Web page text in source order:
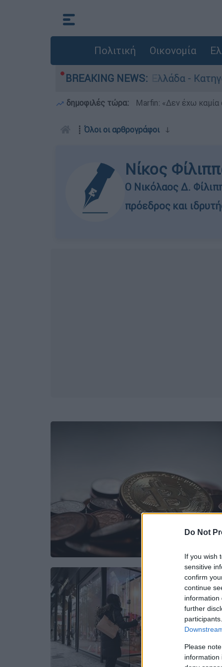
Do Not
If you wish
sensitive
confirm
continue
information
further
Please
information
Πολιτική Οικονομία
BREAKING NEWS:
στην Ελλάδα - Κατηγορείται
δημοφιλές τώρα: Marfin: «Δεν έχω καμία
┋ Όλοι οι αρθρογράφοιↆ
Νίκος
O Νικόλαος Δ.
πρόεδρος και